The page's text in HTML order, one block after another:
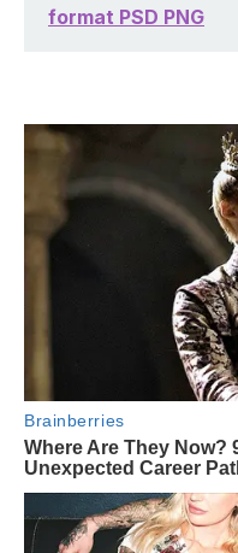
format PSD PNG